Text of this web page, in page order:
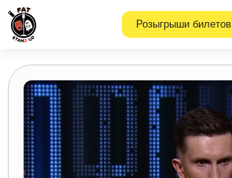
Розыгрыши билетов